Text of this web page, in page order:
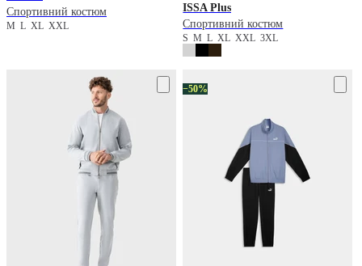
Спортивний костюм
M L XL XXL
ISSA Plus
Спортивний костюм
SMLXLXXL3XL
−50%